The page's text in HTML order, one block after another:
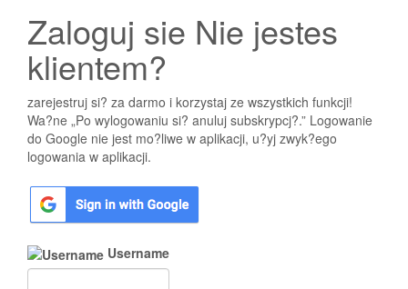
Zaloguj sie Nie jestes
klientem?
zarejestruj si? za darmo i korzystaj ze wszystkich funkcji!
Wa?ne „Po wylogowaniu si? anuluj subskrypcj?.” Logowanie
do Google nie jest mo?liwe w aplikacji, u?yj zwyk?ego
logowania w aplikacji.
Username